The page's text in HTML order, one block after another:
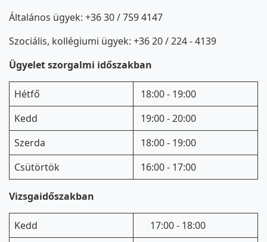
Általános ügyek: +36 30 / 759 4147
Szociális, kollégiumi ügyek: +36 20 / 224 - 4139
Ügyelet szorgalmi időszakban
Hétfő
18:00 - 19:00
Kedd
19:00 - 20:00
Szerda
18:00 - 19:00
Csütörtök
16:00 - 17:00
Vizsgaidőszakban
Kedd
17:00 - 18:00